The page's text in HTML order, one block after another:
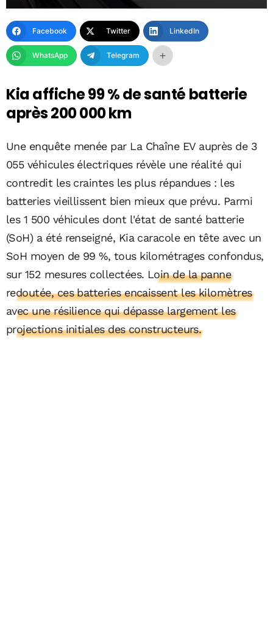
Facebook Twitter LinkedIn
WhatsApp Telegram
Kia affiche 99 % de santé batterie
après 200 000 km
Une enquête menée par La Chaîne EV auprès de 3
055 véhicules électriques révèle une réalité qui
contredit les craintes les plus répandues : les
batteries vieillissent bien mieux que prévu. Parmi
les 1 500 véhicules dont l'état de santé batterie
(SoH) a été renseigné, Kia caracole en tête avec un
SoH moyen de 99 %, tous kilométrages confondus,
sur 152 mesures collectées. Loin de la panne
redoutée, ces batteries encaissent les kilomètres
avec une résilience qui dépasse largement les
projections initiales des constructeurs.